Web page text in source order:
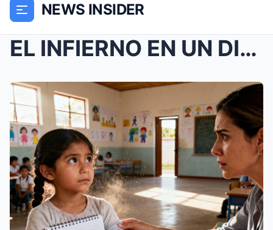
NEWS INSIDER
EL INFIERNO EN UN DIBUJO: CÓMO UN SUSURRO DE CINCO...